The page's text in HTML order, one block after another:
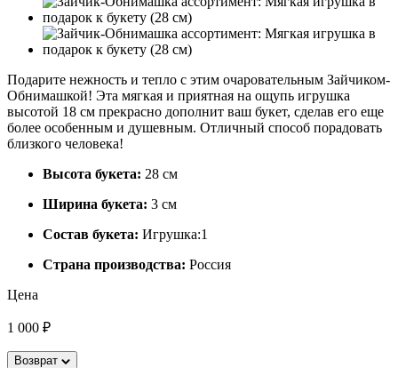
Подарите нежность и тепло с этим очаровательным Зайчиком-
Обнимашкой! Эта мягкая и приятная на ощупь игрушка
высотой 18 см прекрасно дополнит ваш букет, сделав его еще
более особенным и душевным. Отличный способ порадовать
близкого человека!
Высота букета: 28 см
Ширина букета: 3 см
Состав букета: Игрушка:1
Страна производства: Россия
Цена
1 000 ₽
Возврат